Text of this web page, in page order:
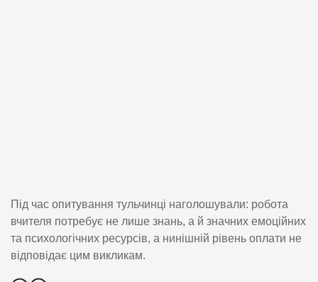
Під час опитування тульчинці наголошували: робота
вчителя потребує не лише знань, а й значних емоційних
та психологічних ресурсів, а нинішній рівень оплати не
відповідає цим викликам.